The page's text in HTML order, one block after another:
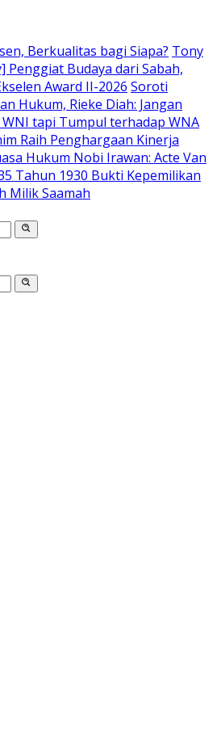
Berkualitas bagi Siapa? Tony
Penggiat Budaya dari Sabah,
Award II-2026 Soroti
Hukum, Rieke Diah: Jangan
tapi Tumpul terhadap WNA
Raih Penghargaan Kinerja
Hukum Nobi Irawan: Acte Van
Tahun 1930 Bukti Kepemilikan
Milik Saamah